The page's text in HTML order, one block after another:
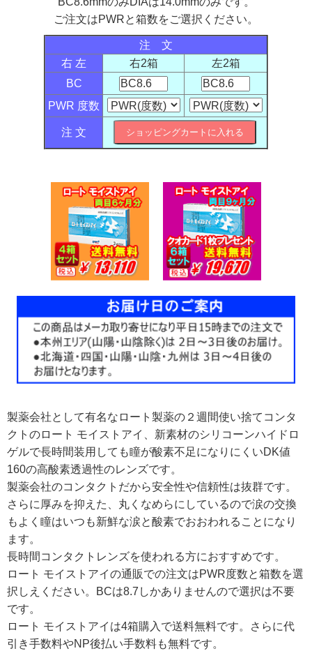
ご注文はPWRと箱数をご選択ください。
注 文
右 左
右2箱
左2箱
BC
PWR 度数
注 文
製薬会社として有名なロート製薬の２週間使い捨てコンタ
クトのロート モイストアイ、新素材のシリコーンハイドロ
ゲルで長時間装用しても瞳が酸素不足になりにくいDK値
160の高酸素透過性のレンズです。
製薬会社のコンタクトだから安全性や信頼性は抜群です。
さらに厚みを抑えた、丸くなめらにしているので涙の交換
もよく瞳はいつも新鮮な涙と酸素でおおわれることになり
ます。
長時間コンタクトレンズを使われる方におすすめです。
ロート モイストアイの通販での注文はPWR度数と箱数を選
択しえください。BCは8.7しかありませんので選択は不要
です。
ロート モイストアイは4箱購入で送料無料です。さらに代
引き手数料やNP後払い手数料も無料です。